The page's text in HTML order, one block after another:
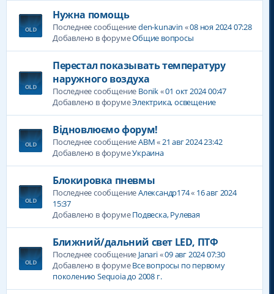
Нужна помощь
Последнее сообщениеden-kunavin «08 ноя 2024 07:28
Добавлено в форумеОбщие вопросы
Перестал показывать температуру
наружного воздуха
Последнее сообщение Bonik«01 окт 2024 00:47
Добавлено в форумеЭлектрика, освещение
Відновлюємо форум!
Последнее сообщениеABM« 21 авг 2024 23:42
Добавлено в форумеУкраина
Блокировка пневмы
Последнее сообщениеАлександр174« 16 авг 2024
15:37
Добавлено в форумеПодвеска, Рулевая
Ближний/дальний свет LED, ПТФ
Последнее сообщение Janari«09 авг 2024 07:30
Добавлено в форумеВсе вопросы по первому
поколению Sequoia до 2008 г.